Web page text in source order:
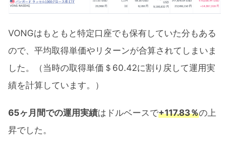
VONGはもともと特定口座でも保有していた分もある
ので、平均取得単価やリターンが合算されてしまいま
した。（当時の取得単価＄60.42に割り戻して運用実
績を計算しています。）
65ヶ月間での運用実績はドルベースで+117.83％の上
昇でした。